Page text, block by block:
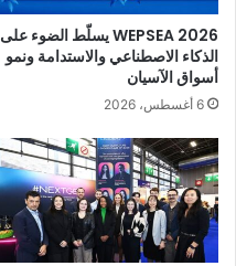
WEPSEA 2026 يسلّط الضوء على
الذكاء الاصطناعي والاستدامة ونمو
أسواق الآسيان
6 أغسطس، 2026